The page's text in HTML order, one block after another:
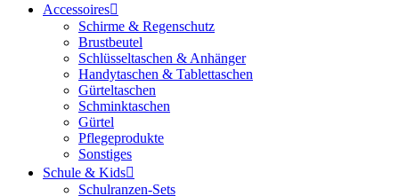
Accessoires
Schirme & Regenschutz
Brustbeutel
Schlüsseltaschen & Anhänger
Handytaschen & Tablettaschen
Gürteltaschen
Schminktaschen
Gürtel
Pflegeprodukte
Sonstiges
Schule & Kids
Schulranzen-Sets